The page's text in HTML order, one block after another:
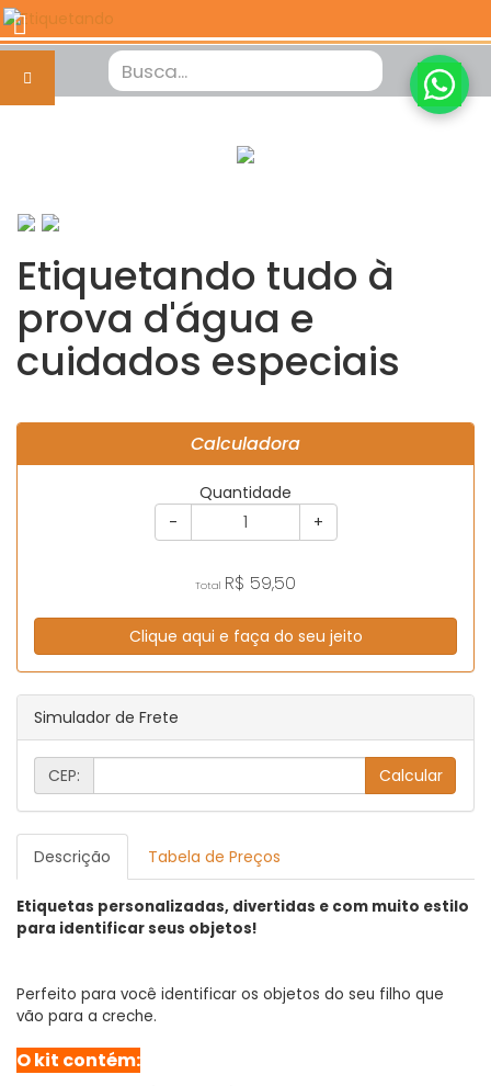
Etiquetando tudo à
prova d'água e
cuidados especiais
Calculadora
Quantidade
-
+
Total R$ 59,50
Clique aqui e faça do seu jeito
Simulador de Frete
CEP:
Descrição Tabela de Preços
Etiquetas personalizadas, divertidas e com muito estilo
para identificar seus objetos!
Perfeito para você identificar os objetos do seu filho que
vão para a creche.
O kit contém: